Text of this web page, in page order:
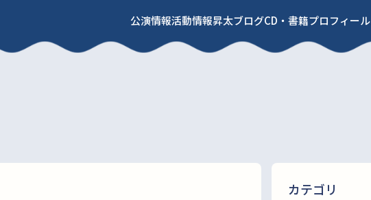
公演情報活動情報昇太ブログCD・書籍プロフィール
カテゴリ